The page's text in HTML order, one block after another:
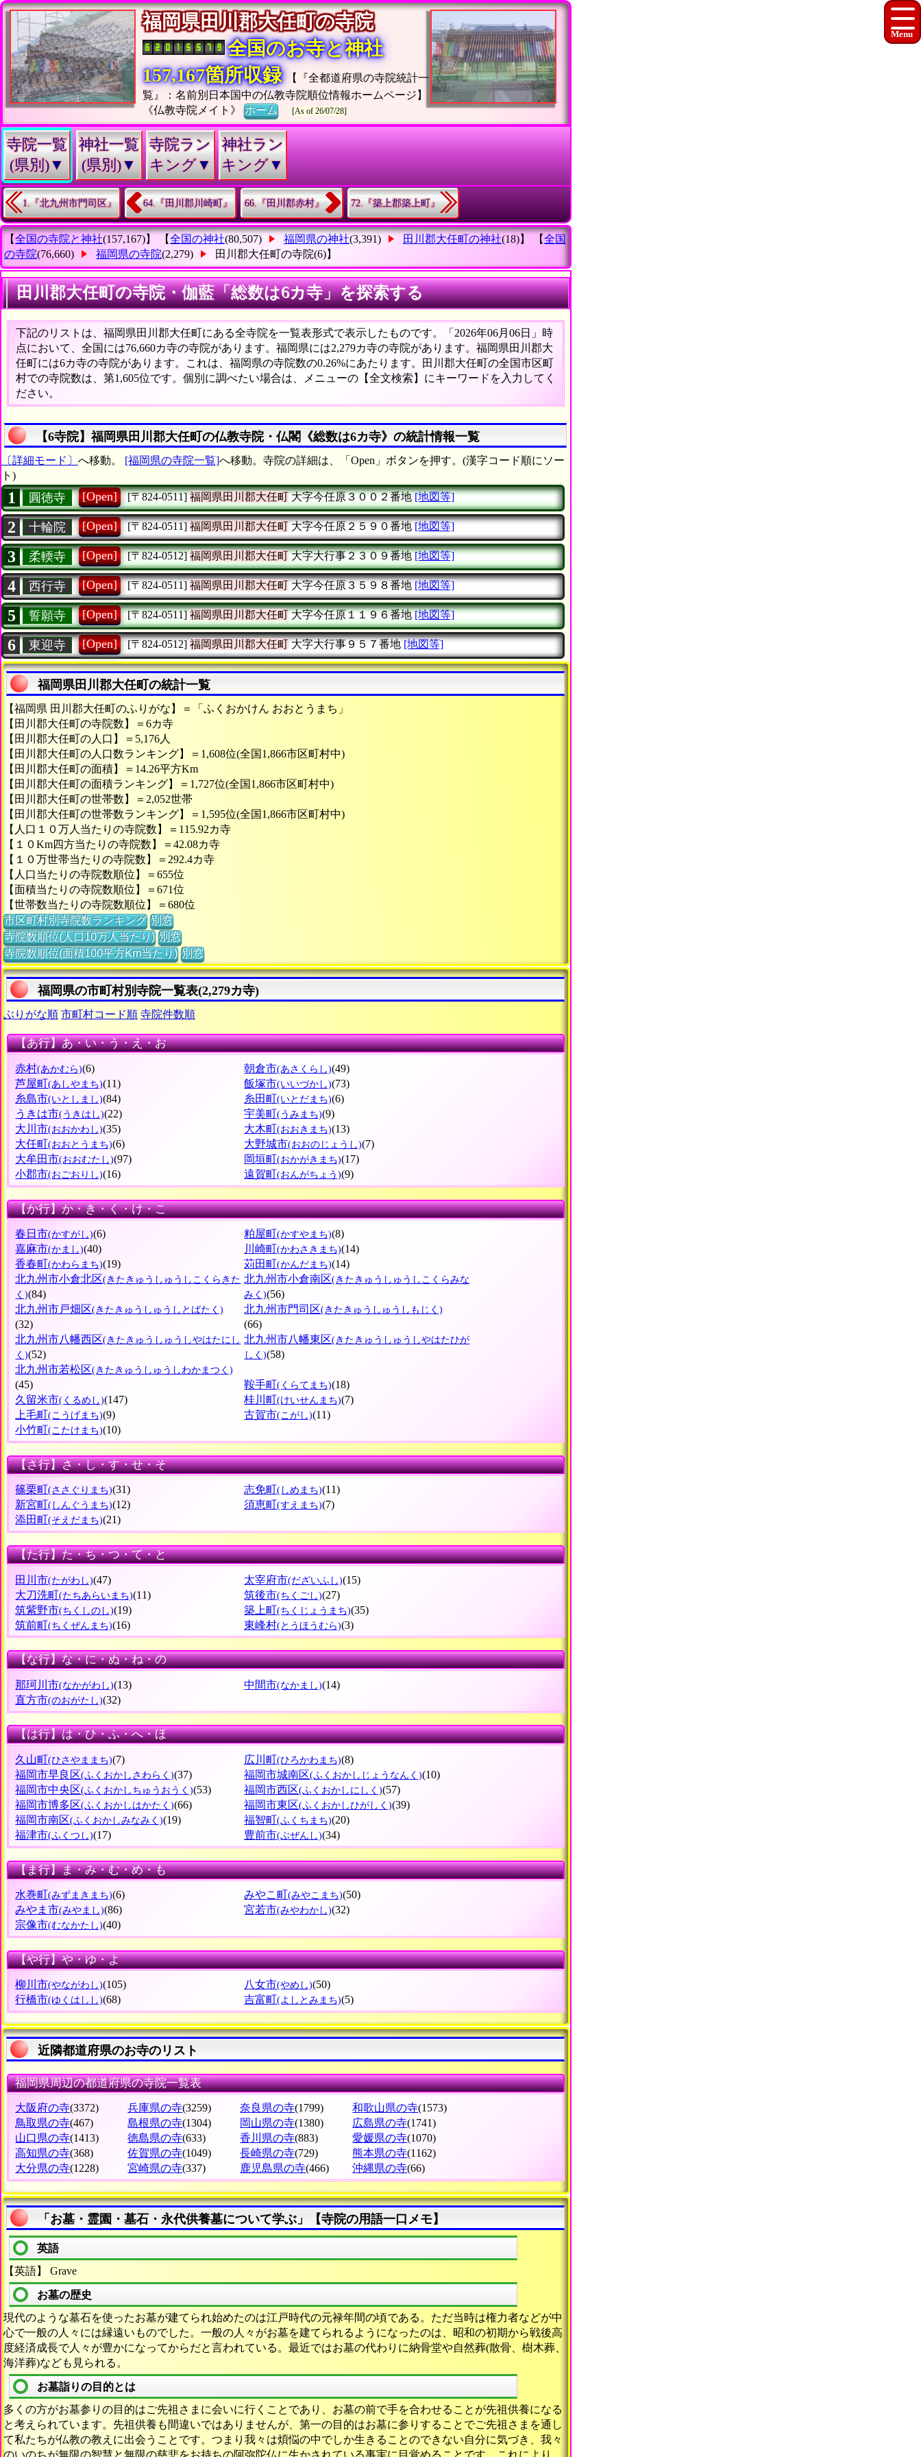
福岡県田川郡大任町の寺院
全国のお寺と神社
157,167箇所収録
【『全都道府県の寺院統計一
覧』：名前別日本国中の仏教寺院順位情報ホームページ】
《仏教寺院メイト》ホーム [As of 26/07/28]
寺院一覧
(県別)▼
神社一覧
(県別)▼
寺院ラン
キング▼
神社ラン
キング▼
1.『北九州市門司区』 64.『田川郡川崎町』 66.『田川郡赤村』 72.『築上郡築上町』
【全国の寺院と神社(157,167)】 【全国の神社(80,507) 福岡県の神社(3,391) 田川郡大任町の神社(18)】 【全国
の寺院(76,660) 福岡県の寺院(2,279) 田川郡大任町の寺院(6)】
田川郡大任町の寺院・伽藍「総数は6カ寺」を探索する
下記のリストは、福岡県田川郡大任町にある全寺院を一覧表形式で表示したものです。「2026年06月06日」時
点において、全国には76,660カ寺の寺院があります。福岡県には2,279カ寺の寺院があります。福岡県田川郡大
任町には6カ寺の寺院があります。これは、福岡県の寺院数の0.26%にあたります。田川郡大任町の全国市区町
村での寺院数は、第1,605位です。個別に調べたい場合は、メニューの【全文検索】にキーワードを入力してく
ださい。
【6寺院】福岡県田川郡大任町の仏教寺院・仏閣《総数は6カ寺》の統計情報一覧
〔詳細モード〕 へ移動。 [福岡県の寺院一覧]へ移動。寺院の詳細は、「Open」ボタンを押す。(漢字コード順にソー
ト)
1 圓徳寺 [Open] [〒824-0511] 福岡県田川郡大任町大字今任原３００２番地 [地図等]
2 十輪院 [Open] [〒824-0511] 福岡県田川郡大任町大字今任原２５９０番地 [地図等]
3 柔輭寺 [Open] [〒824-0512] 福岡県田川郡大任町大字大行事２３０９番地 [地図等]
4 西行寺 [Open] [〒824-0511] 福岡県田川郡大任町大字今任原３５９８番地 [地図等]
5 誓願寺 [Open] [〒824-0511] 福岡県田川郡大任町大字今任原１１９６番地 [地図等]
6 東迎寺 [Open] [〒824-0512] 福岡県田川郡大任町大字大行事９５７番地 [地図等]
福岡県田川郡大任町の統計一覧
【福岡県 田川郡大任町のふりがな】＝「ふくおかけん おおとうまち」
【田川郡大任町の寺院数】＝6カ寺
【田川郡大任町の人口】＝5,176人
【田川郡大任町の人口数ランキング】＝1,608位(全国1,866市区町村中)
【田川郡大任町の面積】＝14.26平方Km
【田川郡大任町の面積ランキング】＝1,727位(全国1,866市区町村中)
【田川郡大任町の世帯数】＝2,052世帯
【田川郡大任町の世帯数ランキング】＝1,595位(全国1,866市区町村中)
【人口１０万人当たりの寺院数】＝115.92カ寺
【１０Km四方当たりの寺院数】＝42.08カ寺
【１０万世帯当たりの寺院数】＝292.4カ寺
【人口当たりの寺院数順位】＝655位
【面積当たりの寺院数順位】＝671位
【世帯数当たりの寺院数順位】＝680位
市区町村別寺院数ランキング 別窓
寺院数順位(人口10万人当たり) 別窓
寺院数順位(面積100平方Km当たり) 別窓
福岡県の市町村別寺院一覧表(2,279カ寺)
ぶりがな順 市町村コード順 寺院件数順
【あ行】あ・い・う・え・お
赤村(あかむら)(6) 朝倉市(あさくらし)(49)
芦屋町(あしやまち)(11) 飯塚市(いいづかし)(73)
糸島市(いとしまし)(84) 糸田町(いとだまち)(6)
うきは市(うきはし)(22) 宇美町(うみまち)(9)
大川市(おおかわし)(35) 大木町(おおきまち)(13)
大任町(おおとうまち)(6) 大野城市(おおのじょうし)(7)
大牟田市(おおむたし)(97) 岡垣町(おかがきまち)(17)
小郡市(おごおりし)(16) 遠賀町(おんがちょう)(9)
【か行】か・き・く・け・こ
春日市(かすがし)(6) 粕屋町(かすやまち)(8)
嘉麻市(かまし)(40) 川崎町(かわさきまち)(14)
香春町(かわらまち)(19) 苅田町(かんだまち)(14)
北九州市小倉北区(きたきゅうしゅうしこくらきた
く)(84)
北九州市小倉南区(きたきゅうしゅうしこくらみな
みく)(56)
北九州市戸畑区(きたきゅうしゅうしとばたく)
(32)
北九州市門司区(きたきゅうしゅうしもじく)
(66)
北九州市八幡西区(きたきゅうしゅうしやはたにし
く)(52)
北九州市八幡東区(きたきゅうしゅうしやはたひが
しく)(58)
北九州市若松区(きたきゅうしゅうしわかまつく)
(45) 鞍手町(くらてまち)(18)
久留米市(くるめし)(147) 桂川町(けいせんまち)(7)
上毛町(こうげまち)(9) 古賀市(こがし)(11)
小竹町(こたけまち)(10)
【さ行】さ・し・す・せ・そ
篠栗町(ささぐりまち)(31) 志免町(しめまち)(11)
新宮町(しんぐうまち)(12) 須恵町(すえまち)(7)
添田町(そえだまち)(21)
【た行】た・ち・つ・て・と
田川市(たがわし)(47) 太宰府市(だざいふし)(15)
大刀洗町(たちあらいまち)(11) 筑後市(ちくごし)(27)
筑紫野市(ちくしのし)(19) 築上町(ちくじょうまち)(35)
筑前町(ちくぜんまち)(16) 東峰村(とうほうむら)(3)
【な行】な・に・ぬ・ね・の
那珂川市(なかがわし)(13) 中間市(なかまし)(14)
直方市(のおがたし)(32)
【は行】は・ひ・ふ・へ・ほ
久山町(ひさやままち)(7) 広川町(ひろかわまち)(8)
福岡市早良区(ふくおかしさわらく)(37) 福岡市城南区(ふくおかしじょうなんく)(10)
福岡市中央区(ふくおかしちゅうおうく)(53) 福岡市西区(ふくおかしにしく)(57)
福岡市博多区(ふくおかしはかたく)(66) 福岡市東区(ふくおかしひがしく)(39)
福岡市南区(ふくおかしみなみく)(19) 福智町(ふくちまち)(20)
福津市(ふくつし)(17) 豊前市(ぶぜんし)(34)
【ま行】ま・み・む・め・も
水巻町(みずまきまち)(6) みやこ町(みやこまち)(50)
みやま市(みやまし)(86) 宮若市(みやわかし)(32)
宗像市(むなかたし)(40)
【や行】や・ゆ・よ
柳川市(やながわし)(105) 八女市(やめし)(50)
行橋市(ゆくはしし)(68) 吉富町(よしとみまち)(5)
近隣都道府県のお寺のリスト
福岡県周辺の都道府県の寺院一覧表
大阪府の寺(3372) 兵庫県の寺(3259) 奈良県の寺(1799) 和歌山県の寺(1573)
鳥取県の寺(467) 島根県の寺(1304) 岡山県の寺(1380) 広島県の寺(1741)
山口県の寺(1413) 徳島県の寺(633) 香川県の寺(883) 愛媛県の寺(1070)
高知県の寺(368) 佐賀県の寺(1049) 長崎県の寺(729) 熊本県の寺(1162)
大分県の寺(1228) 宮崎県の寺(337) 鹿児島県の寺(466) 沖縄県の寺(66)
「お墓・霊園・墓石・永代供養墓について学ぶ」【寺院の用語一口メモ】
英語
【英語】 Grave
お墓の歴史
現代のような墓石を使ったお墓が建てられ始めたのは江戸時代の元禄年間の頃である。ただ当時は権力者などが中
心で一般の人々には縁遠いものでした。一般の人々がお墓を建てられるようになったのは、昭和の初期から戦後高
度経済成長で人々が豊かになってからだと言われている。最近ではお墓の代わりに納骨堂や自然葬(散骨、樹木葬、
海洋葬)なども見られる。
お墓詣りの目的とは
多くの方がお墓参りの目的はご先祖さまに会いに行くことであり、お墓の前で手を合わせることが先祖供養になる
と考えられています。先祖供養も間違いではありませんが、第一の目的はお墓に参りすることでご先祖さまを通し
て私たちが仏教の教えに出会うことです。つまり我々は煩悩の中でしか生きることのできない自分に気づき、我々
のいのちが無限の智慧と無限の慈悲をお持ちの阿弥陀仏に生かされている事実に目覚めることです。これにより、